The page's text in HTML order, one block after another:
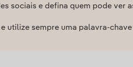
sociais e defina quem pode ver
utilize sempre uma palavra-